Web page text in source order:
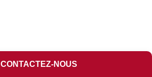
CONTACTEZ-NOUS